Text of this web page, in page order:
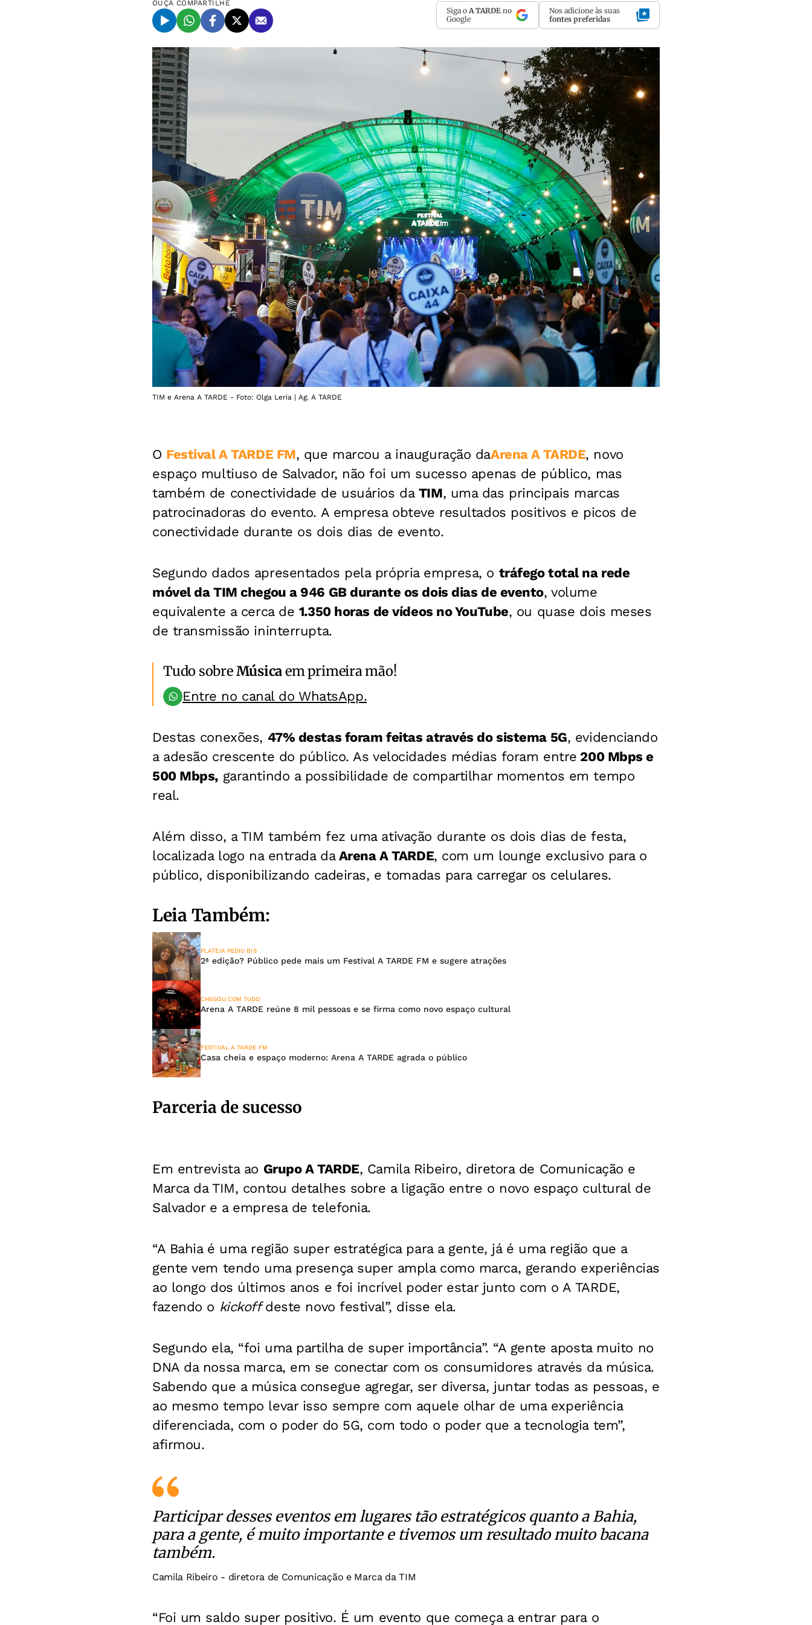
OUÇA COMPARTILHE
Siga o A TARDE no
Google
Nos adicione às suas
fontes preferidas
TIM e Arena A TARDE - Foto: Olga Leria | Ag. A TARDE
O Festival A TARDE FM, que marcou a inauguração daArena A TARDE, novo
espaço multiuso de Salvador, não foi um sucesso apenas de público, mas
também de conectividade de usuários da TIM, uma das principais marcas
patrocinadoras do evento. A empresa obteve resultados positivos e picos de
conectividade durante os dois dias de evento.
Segundo dados apresentados pela própria empresa, o tráfego total na rede
móvel da TIM chegou a 946 GB durante os dois dias de evento, volume
equivalente a cerca de 1.350 horas de vídeos no YouTube, ou quase dois meses
de transmissão ininterrupta.
Tudo sobreMúsicaem primeira mão!
Entre no canal do WhatsApp.
Destas conexões, 47% destas foram feitas através do sistema 5G, evidenciando
a adesão crescente do público. As velocidades médias foram entre 200 Mbps e
500 Mbps, garantindo a possibilidade de compartilhar momentos em tempo
real.
Além disso, a TIM também fez uma ativação durante os dois dias de festa,
localizada logo na entrada daArena A TARDE, com um lounge exclusivo para o
público, disponibilizando cadeiras, e tomadas para carregar os celulares.
Leia Também:
PLATEIA PEDIU BIS
2ª edição? Público pede mais um Festival A TARDE FM e sugere atrações
CHEGOU COM TUDO
Arena A TARDE reúne 8 mil pessoas e se firma como novo espaço cultural
FESTIVAL A TARDE FM
Casa cheia e espaço moderno: Arena A TARDE agrada o público
Parceria de sucesso
Em entrevista ao Grupo A TARDE, Camila Ribeiro, diretora de Comunicação e
Marca da TIM, contou detalhes sobre a ligação entre o novo espaço cultural de
Salvador e a empresa de telefonia.
“A Bahia é uma região super estratégica para a gente, já é uma região que a
gente vem tendo uma presença super ampla como marca, gerando experiências
ao longo dos últimos anos e foi incrível poder estar junto com o A TARDE,
fazendo o kickoffdeste novo festival”, disse ela.
Segundo ela, “foi uma partilha de super importância”. “A gente aposta muito no
DNA da nossa marca, em se conectar com os consumidores através da música.
Sabendo que a música consegue agregar, ser diversa, juntar todas as pessoas, e
ao mesmo tempo levar isso sempre com aquele olhar de uma experiência
diferenciada, com o poder do 5G, com todo o poder que a tecnologia tem”,
afirmou.
Participar desses eventos em lugares tão estratégicos quanto a Bahia,
para a gente, é muito importante e tivemos um resultado muito bacana
também.
Camila Ribeiro - diretora de Comunicação e Marca da TIM
“Foi um saldo super positivo. É um evento que começa a entrar para o